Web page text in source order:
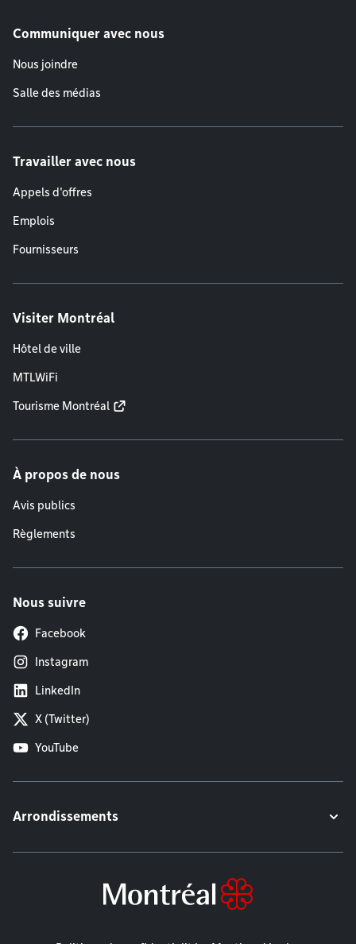
Communiquer avec nous
Nous joindre
Salle des médias
Travailler avec nous
Appels d'offres
Emplois
Fournisseurs
Visiter Montréal
Hôtel de ville
MTLWiFi
Tourisme Montréal
À propos de nous
Avis publics
Règlements
Nous suivre
Facebook
Instagram
LinkedIn
X (Twitter)
YouTube
Arrondissements